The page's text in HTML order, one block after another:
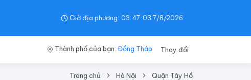
Giờ địa phương: 03: 47: 03 7/8/2026
Thành phố của bạn: Đồng Tháp Thay đổi
Trang chủ Hà Nội Quận Tây Hồ